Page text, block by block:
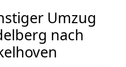
Umzug
nach